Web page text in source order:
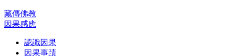
藏傳佛教
因果感應
認識因果
因果事蹟